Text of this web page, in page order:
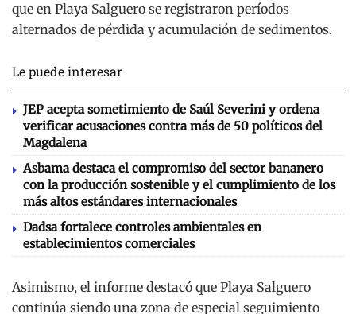
que en Playa Salguero se registraron períodos
alternados de pérdida y acumulación de sedimentos.
Le puede interesar
JEP acepta sometimiento de Saúl Severini y ordena
verificar acusaciones contra más de 50 políticos del
Magdalena
Asbama destaca el compromiso del sector bananero
con la producción sostenible y el cumplimiento de los
más altos estándares internacionales
Dadsa fortalece controles ambientales en
establecimientos comerciales
Asimismo, el informe destacó que Playa Salguero
continúa siendo una zona de especial seguimiento